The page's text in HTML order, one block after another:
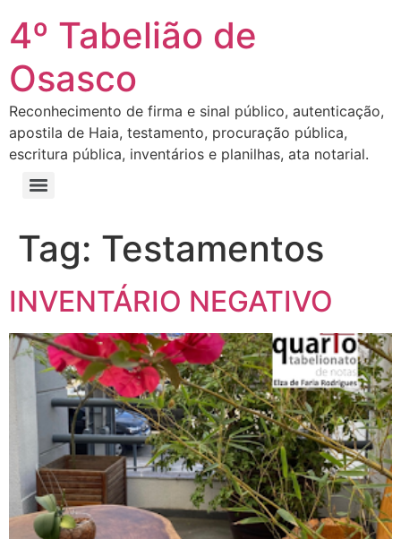
4º Tabelião de
Osasco
Reconhecimento de firma e sinal público, autenticação,
apostila de Haia, testamento, procuração pública,
escritura pública, inventários e planilhas, ata notarial.
Tag: Testamentos
INVENTÁRIO NEGATIVO